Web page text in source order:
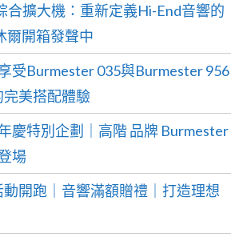
合擴大機：重新定義Hi-End音響的
爾開箱發聲中
受Burmester 035與Burmester 956
美搭配體驗
慶特別企劃｜高階 品牌 Burmester
場
動開跑｜音響滿額贈禮｜打造理想